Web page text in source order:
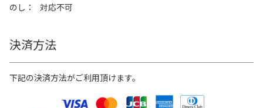
のし
対応不可
決済方法
下記の決済方法がご利用頂けます。